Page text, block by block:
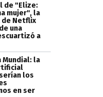
de "Elize:
mujer", la
de Netflix
una
a
Mundial: la
los
en ser